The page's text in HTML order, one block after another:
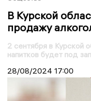
В Курской
продажу
2 сентября в Курской
напитков будет под
28/08/2024 17:00